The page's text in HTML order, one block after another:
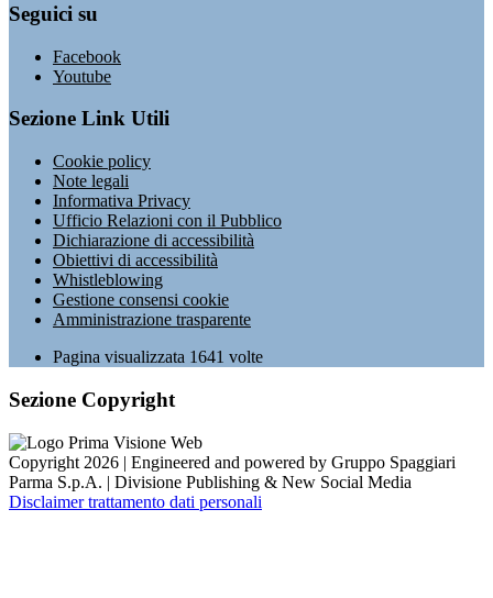
Seguici su
Facebook
Youtube
Sezione Link Utili
Cookie policy
Note legali
Informativa Privacy
Ufficio Relazioni con il Pubblico
Dichiarazione di accessibilità
Obiettivi di accessibilità
Whistleblowing
Gestione consensi cookie
Amministrazione trasparente
Pagina visualizzata 1641 volte
Sezione Copyright
Copyright 2026 | Engineered and powered by Gruppo Spaggiari
Parma S.p.A. | Divisione Publishing & New Social Media
Disclaimer trattamento dati personali